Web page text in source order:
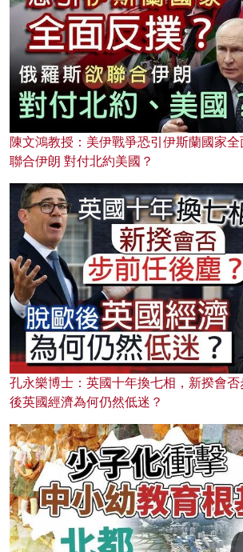
陳文鴻教授：美伊戰爭恐引伊斯蘭國家
聯合伊朗 對付北約美國？
孔永樂博士：英國十年換七相，新揆會
後英國經濟為何仍然低迷？